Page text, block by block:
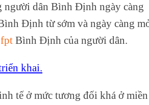
người dân Bình Định ngày càng
Định từ sớm và ngày càng
Bình Định của người dân.
khai.
tế ở mức tương đối khá ở miền